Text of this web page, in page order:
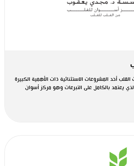
أحد المشروعات الاستثنائية ذات الأهمية الكبيرة
يعتمد بالكامل على التبرعات وهو مركز أسوان